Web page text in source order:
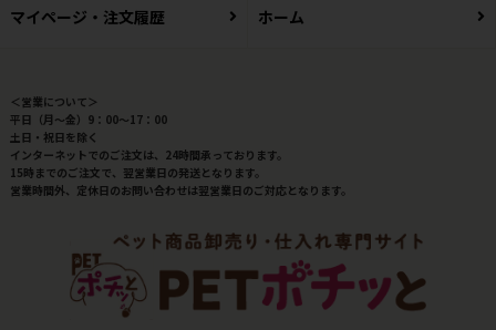
マイページ・注文履歴 ホーム
＜営業について＞
平日（月～金）9：00～17：00
土日・祝日を除く
インターネットでのご注文は、24時間承っております。
15時までのご注文で、翌営業日の発送となります。
営業時間外、定休日のお問い合わせは翌営業日のご対応となります。